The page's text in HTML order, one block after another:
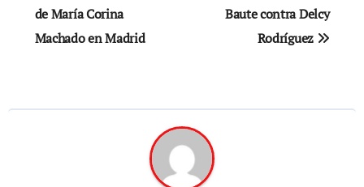
de María Corina
Machado en Madrid
Baute contra Delcy
Rodríguez